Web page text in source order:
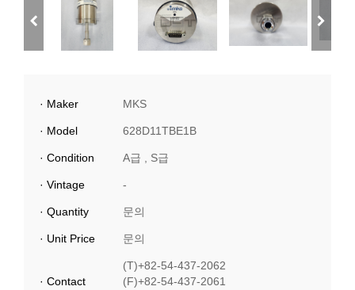
· Maker MKS
· Model 628D11TBE1B
· Condition A급 , S급
· Vintage -
· Quantity 문의
· Unit Price 문의
· Contact
(T)+82-54-437-2062
(F)+82-54-437-2061